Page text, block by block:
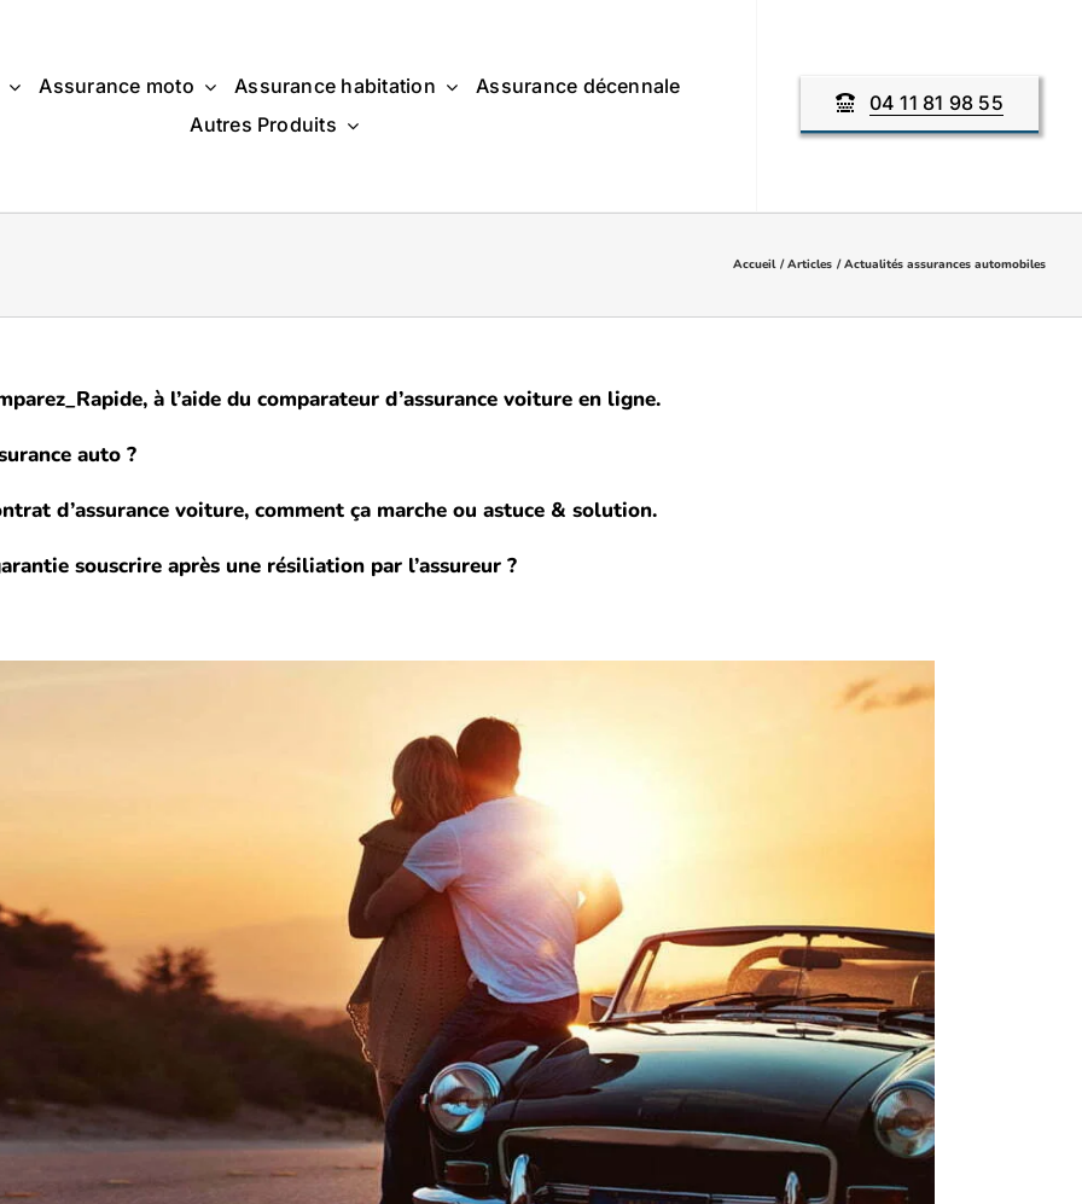
Assurance moto Assurance habitation
Assurance décennale
Autres Produits
04 11 81 98 55
Accueil Articles Actualités assurances automobiles
à l’aide du comparateur d’assurance voiture en ligne.
auto ?
d’assurance voiture, comment ça marche ou astuce & solution.
souscrire après une résiliation par l’assureur ?